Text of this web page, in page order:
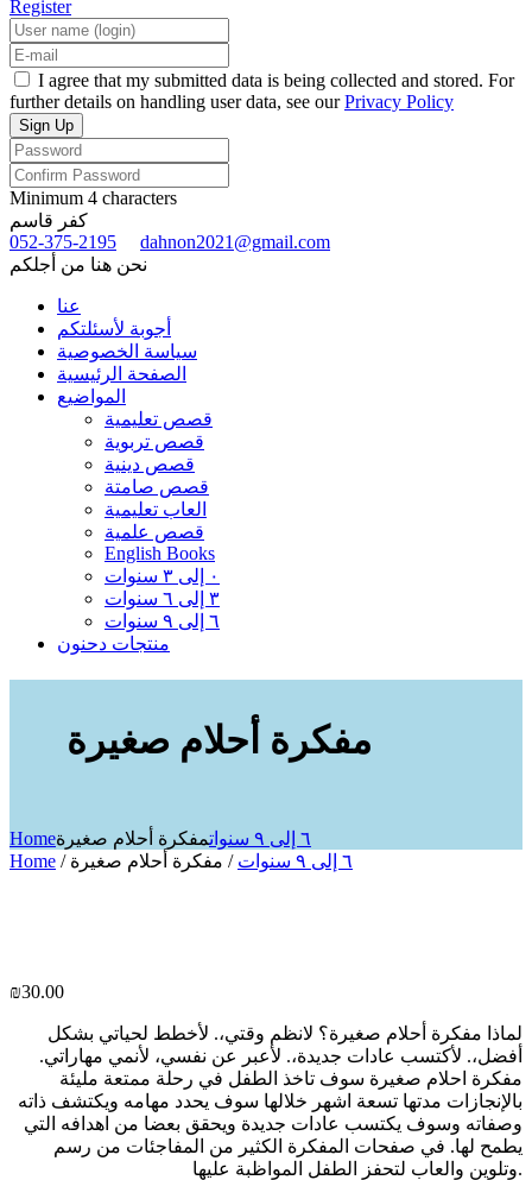
Register
I agree that my submitted data is being collected and stored. For
further details on handling user data, see ourPrivacy Policy
Minimum 4 characters
كفر قاسم
052-375-2195
dahnon2021@gmail.com
نحن هنا من أجلكم
عنا
أجوبة لأسئلتكم
سياسة الخصوصية
الصفحة الرئيسية
المواضيع
قصص تعليمية
قصص تربوية
قصص دينية
قصص صامتة
العاب تعليمية
قصص علمية
English Books
٠ إلى ٣ سنوات
٣ إلى ٦ سنوات
٦ إلى ٩ سنوات
منتجات دحنون
مفكرة أحلام صغيرة
Home ٦ إلى ٩ سنوات
مفكرة أحلام صغيرة
Home / ٦ إلى ٩ سنوات / مفكرة أحلام صغيرة
₪30.00
لماذا مفكرة أحلام صغيرة؟ لانظم وقتي،. لأخطط لحياتي بشكل
أفضل،. لأكتسب عادات جديدة،. لأعبر عن نفسي، لأنمي مهاراتي.
مفكرة احلام صغيرة سوف تاخذ الطفل في رحلة ممتعة مليئة
بالإنجازات مدتها تسعة اشهر خلالها سوف يحدد مهامه ويكتشف ذاته
وصفاته وسوف يكتسب عادات جديدة ويحقق بعضا من اهدافه التي
يطمح لها. في صفحات المفكرة الكثير من المفاجئات من رسم
وتلوين والعاب لتحفز الطفل المواظبة عليها.